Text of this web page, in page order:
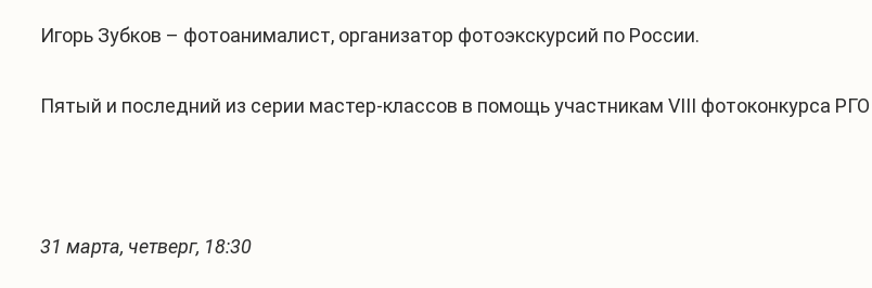
Игорь Зубков – фотоанималист, организатор фотоэкскурсий по России.
Пятый и последний из серии мастер-классов в помощь участникам VIII фотоконкурса
31 марта, четверг, 18:30